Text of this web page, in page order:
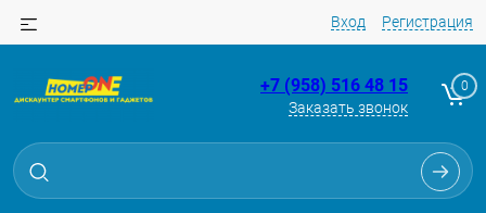
Вход Регистрация
+7 (958) 516 48 15
Заказать звонок
0